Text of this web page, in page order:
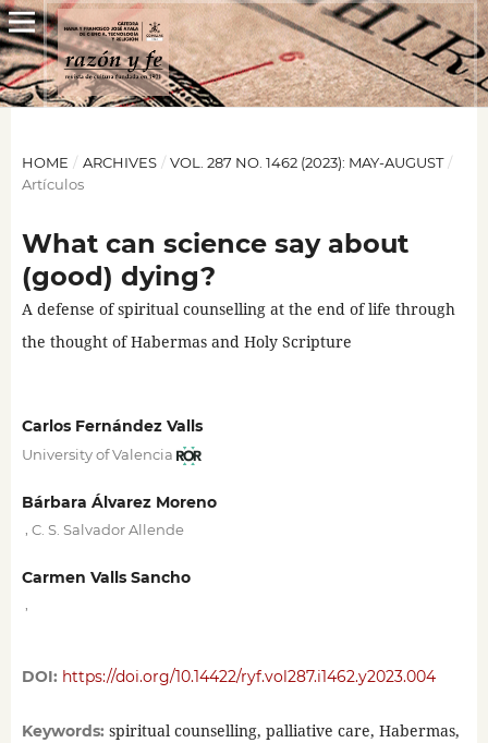
HOME / ARCHIVES / VOL. 287 NO. 1462 (2023): MAY-AUGUST /
Artículos
What can science say about
(good) dying?
A defense of spiritual counselling at the end of life through
the thought of Habermas and Holy Scripture
Carlos Fernández Valls
University of Valencia
Bárbara Álvarez Moreno
C. S. Salvador Allende
Carmen Valls Sancho
DOI: https://doi.org/10.14422/ryf.vol287.i1462.y2023.004
Keywords: spiritual counselling, palliative care, Habermas,